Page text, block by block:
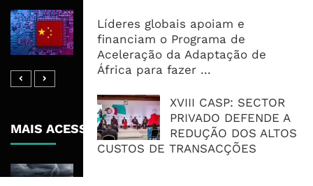
Líderes globais apoiam e
financiam o Programa de
Aceleração da Adaptação de
África para fazer ...
XVIII CASP: SECTOR
PRIVADO DEFENDE A
REDUÇÃO DOS ALTOS
CUSTOS DE TRANSACÇÕES
China Põe Mercado de US$28 Biliões
ao Serviço da Corrida Global Pela IA
MAIS ACESSADOS